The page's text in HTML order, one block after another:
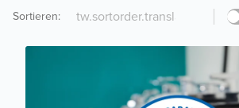
Sortieren: